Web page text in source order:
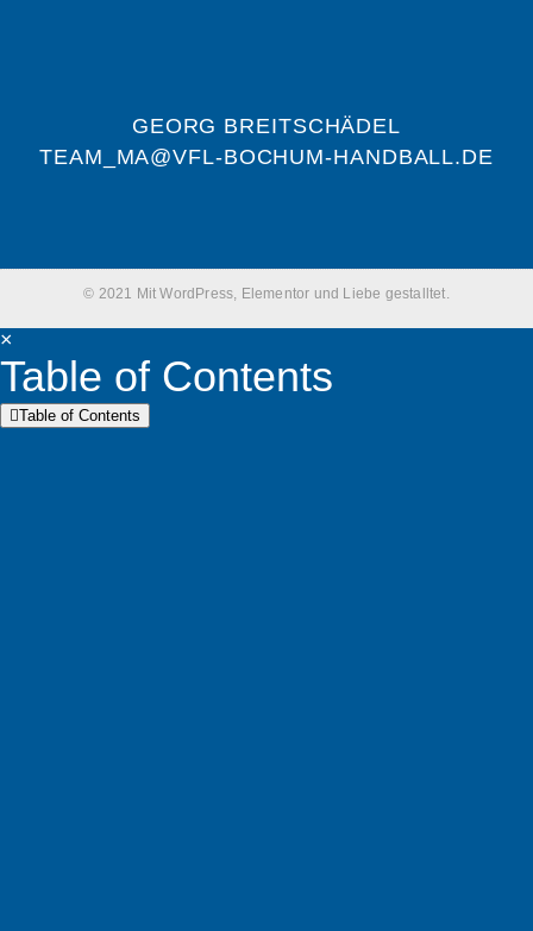
GEORG BREITSCHÄDEL
TEAM_MA@VFL-BOCHUM-HANDBALL.DE
© 2021 Mit WordPress, Elementor und Liebe gestalltet.
×
Table of Contents
Table of Contents